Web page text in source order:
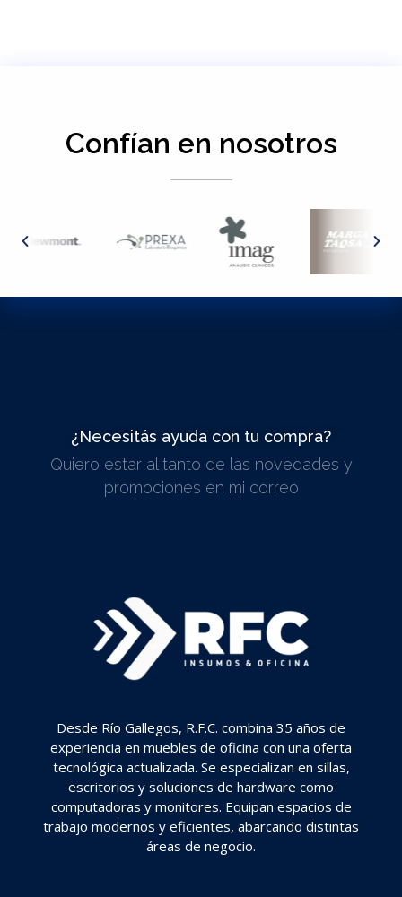
Confían en nosotros
¿Necesitás ayuda con tu compra?
ESCRIBINOS
Quiero estar al tanto de las novedades y
promociones en mi correo
Desde Río Gallegos, R.F.C. combina 35 años de
experiencia en muebles de oficina con una oferta
tecnológica actualizada. Se especializan en sillas,
escritorios y soluciones de hardware como
computadoras y monitores. Equipan espacios de
trabajo modernos y eficientes, abarcando distintas
áreas de negocio.